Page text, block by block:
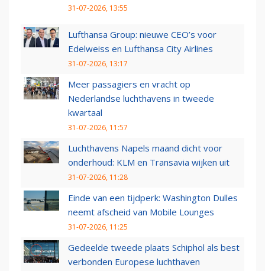
31-07-2026, 13:55
Lufthansa Group: nieuwe CEO’s voor
Edelweiss en Lufthansa City Airlines
31-07-2026, 13:17
Meer passagiers en vracht op
Nederlandse luchthavens in tweede
kwartaal
31-07-2026, 11:57
Luchthavens Napels maand dicht voor
onderhoud: KLM en Transavia wijken uit
31-07-2026, 11:28
Einde van een tijdperk: Washington Dulles
neemt afscheid van Mobile Lounges
31-07-2026, 11:25
Gedeelde tweede plaats Schiphol als best
verbonden Europese luchthaven